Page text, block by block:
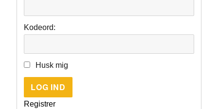
Kodeord:
Husk mig
LOG IND
Registrer